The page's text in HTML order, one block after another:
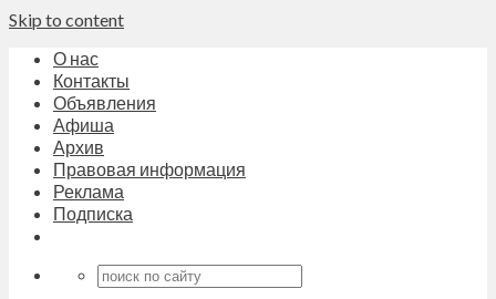
Skip to content
О нас
Контакты
Объявления
Афиша
Архив
Правовая информация
Реклама
Подписка